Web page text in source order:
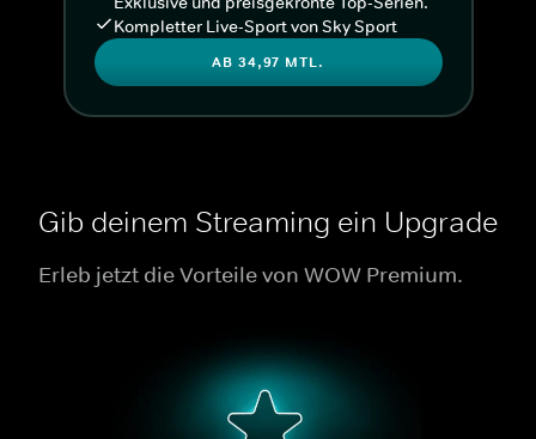
Kompletter Live-Sport von Sky Sport
AB 34,97 MTL.
Gib deinem Streaming ein Upgrade
Erleb jetzt die Vorteile von WOW Premium.